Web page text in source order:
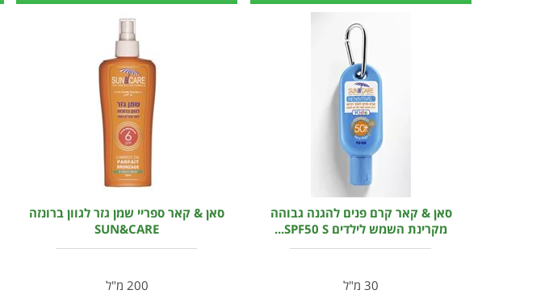
סאן & קאר קרם פנים להגנה גבוהה
מקרינת השמש לילדים SPF50 S...
30 מ"ל
סאן & קאר ספריי שמן גזר לגוון ברונזה
SUN&CARE
200 מ"ל